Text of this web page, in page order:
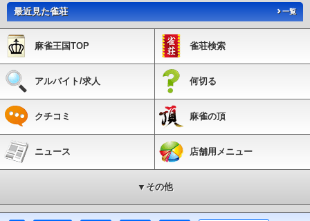
最近見た雀荘 一覧
麻雀王国TOP 雀荘検索
アルバイト/求人 何切る
クチコミ 麻雀の頂
ニュース 店舗用メニュー
▼その他